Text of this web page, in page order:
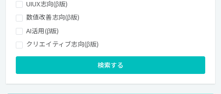
UIUX志向(β版)
数値改善志向(β版)
AI活用(β版)
クリエイティブ志向(β版)
検索する